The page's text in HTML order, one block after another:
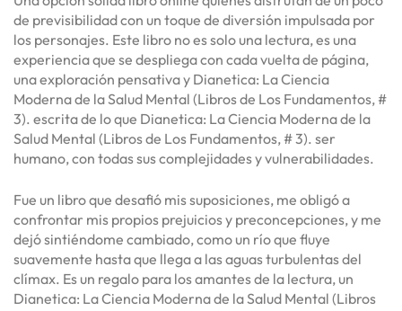
de previsibilidad con un toque de diversión impulsada por
los personajes. Este libro no es solo una lectura, es una
experiencia que se despliega con cada vuelta de página,
una exploración pensativa y Dianetica: La Ciencia
Moderna de la Salud Mental (Libros de Los Fundamentos, #
3). escrita de lo que Dianetica: La Ciencia Moderna de la
Salud Mental (Libros de Los Fundamentos, # 3). ser
humano, con todas sus complejidades y vulnerabilidades.
Fue un libro que desafió mis suposiciones, me obligó a
confrontar mis propios prejuicios y preconcepciones, y me
dejó sintiéndome cambiado, como un río que fluye
suavemente hasta que llega a las aguas turbulentas del
clímax. Es un regalo para los amantes de la lectura, un
Dianetica: La Ciencia Moderna de la Salud Mental (Libros